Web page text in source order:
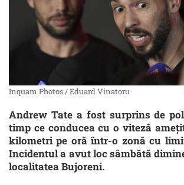
Inquam Photos / Eduard Vinatoru
Andrew Tate a fost surprins de
timp ce conducea cu o viteză
kilometri pe oră într-o zonă cu
Incidentul a avut loc sâmbătă
localitatea Bujoreni.